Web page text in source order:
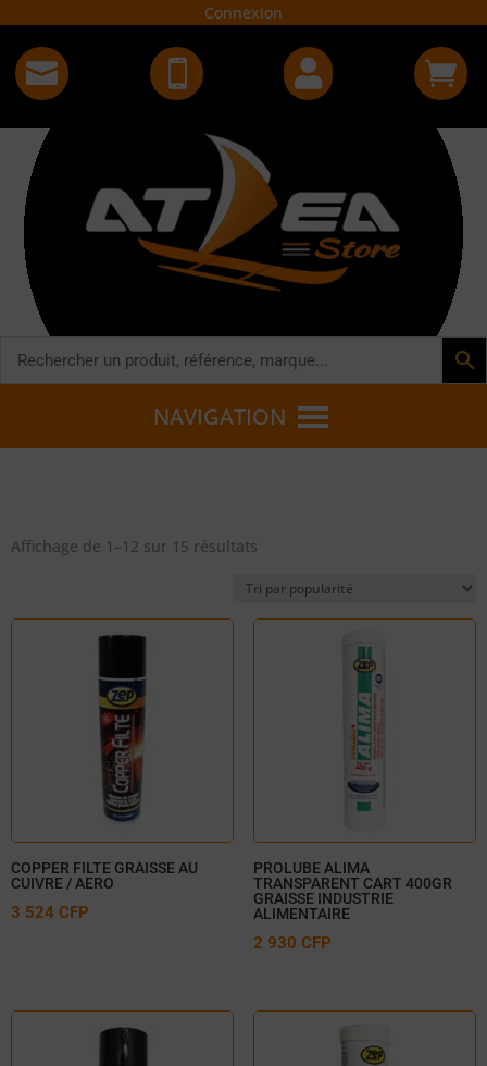
Connexion
   
NAVIGATION
Affichage de 1–12 sur 15 résultats
popularité
COPPER FILTE GRAISSE AU
CUIVRE / AERO
3 524 CFP
PROLUBE ALIMA
TRANSPARENT CART 400GR
GRAISSE INDUSTRIE
ALIMENTAIRE
2 930 CFP